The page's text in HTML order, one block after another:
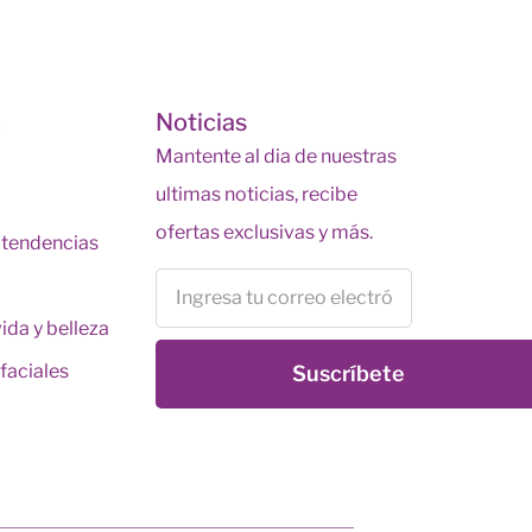
y belleza
Noticias
Mantente al dia de nuestras
ultimas noticias, recibe
ofertas exclusivas y más.
Suscríbete